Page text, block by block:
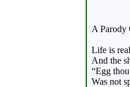
A Parody
Life is
And the
“Egg
Was not